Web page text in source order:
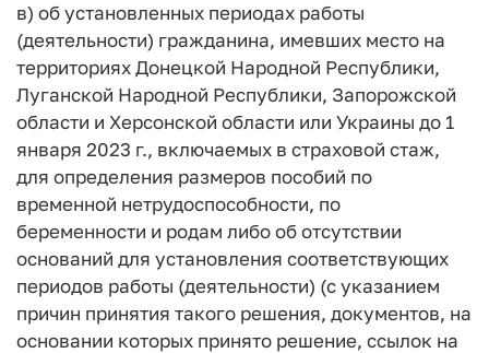
в) об установленных периодах работы
(деятельности) гражданина, имевших место на
территориях Донецкой Народной Республики,
Луганской Народной Республики, Запорожской
области и Херсонской области или Украины до 1
января 2023 г., включаемых в страховой стаж,
для определения размеров пособий по
временной нетрудоспособности, по
беременности и родам либо об отсутствии
оснований для установления соответствующих
периодов работы (деятельности) (с указанием
причин принятия такого решения, документов, на
основании которых принято решение, ссылок на